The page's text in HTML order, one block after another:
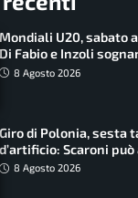
Mondiali U20, sabato
Di Fabio e Inzoli
Castellani e Succo in
8 Agosto 2026
Giro di Polonia, sesta
d’artificio: Scaroni
maglia di Lemmen
8 Agosto 2026